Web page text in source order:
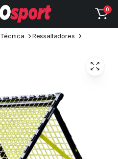
0
Técnica
Ressaltadores